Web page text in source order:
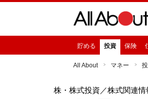
貯める 投資 保険
All About マネー
株・株式投資 ／株式関連情